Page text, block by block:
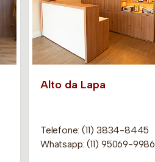
Alto da Lapa
Telefone: (11) 3834-8445
Whatsapp: (11) 95069-9986